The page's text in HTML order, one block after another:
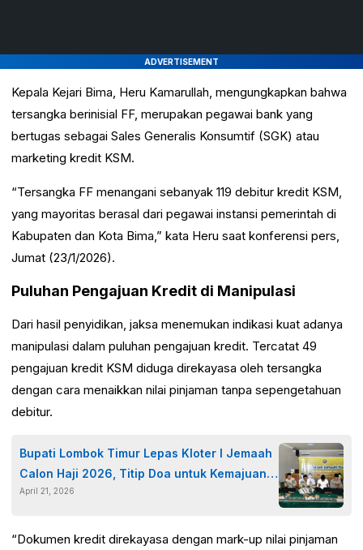
ADVERTISEMENT
Kepala Kejari Bima, Heru Kamarullah, mengungkapkan bahwa
tersangka berinisial FF, merupakan pegawai bank yang
bertugas sebagai Sales Generalis Konsumtif (SGK) atau
marketing kredit KSM.
“Tersangka FF menangani sebanyak 119 debitur kredit KSM,
yang mayoritas berasal dari pegawai instansi pemerintah di
Kabupaten dan Kota Bima,” kata Heru saat konferensi pers,
Jumat (23/1/2026).
Puluhan Pengajuan Kredit di Manipulasi
Dari hasil penyidikan, jaksa menemukan indikasi kuat adanya
manipulasi dalam puluhan pengajuan kredit. Tercatat 49
pengajuan kredit KSM diduga direkayasa oleh tersangka
dengan cara menaikkan nilai pinjaman tanpa sepengetahuan
debitur.
Bupati Lombok Timur Lepas Kloter I Jemaah
Calon Haji 2026, Titip Doa untuk Kemajuan
Daerah
April 21, 2026
“Dokumen kredit direkayasa dengan mark-up nilai pinjaman